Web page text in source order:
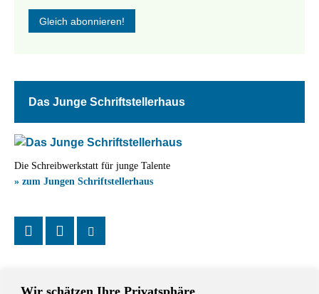
Wir schätzen Ihre Privatsphäre
Das Junge Schriftstellerhaus
Die Schreibwerkstatt für junge Talente
» zum Jungen Schriftstellerhaus